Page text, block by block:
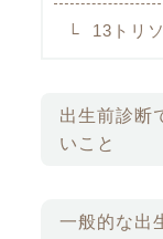
13トリ
出生前診断
いこと
一般的な出